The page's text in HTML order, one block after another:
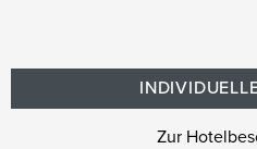
Zur